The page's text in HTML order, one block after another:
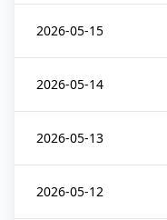
2026-05-15
2026-05-14
2026-05-13
2026-05-12